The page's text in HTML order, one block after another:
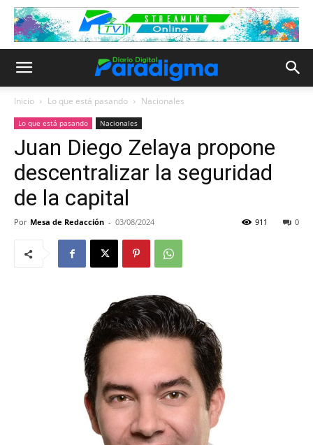
Inicio Lo que está pasando Nacionales
Lo que está pasando Nacionales
Juan Diego Zelaya propone
descentralizar la seguridad
de la capital
Por Mesa de Redacción - 03/08/2024 0
911